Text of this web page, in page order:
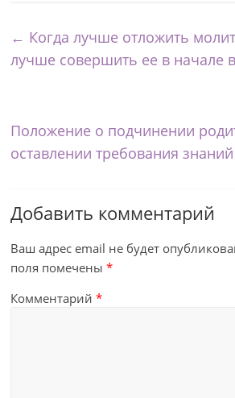
← Когда лучше отложить
лучше совершить ее в начале
Положение о подчинении
оставлении требования знаний
Добавить комментарий
Ваш адрес email не будет
поля помечены*
Комментарий*